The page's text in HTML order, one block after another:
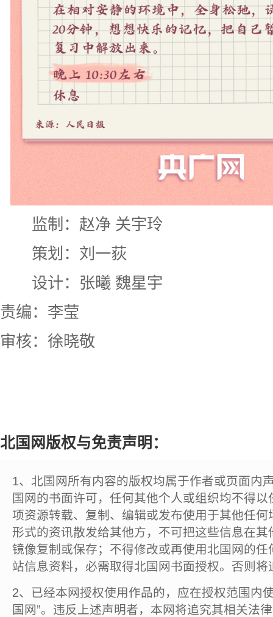
监制：赵净 关宇玲
策划：刘一荻
设计：张曦 魏星宇
责编：李莹
审核：徐晓敬
北国网版权与免责声明：
1、北国网所有内容的版权均属于作者或页面内
国网的书面许可，任何其他个人或组织均不得
项资源转载、复制、编辑或发布使用于其他任
形式的资讯散发给其他方，不可把这些信息在
镜像复制或保存；不得修改或再使用北国网的
站信息资料，必需取得北国网书面授权。否则将
2、已经本网授权使用作品的，应在授权范围内
国网”。违反上述声明者，本网将追究其相关法